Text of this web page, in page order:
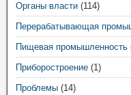
Органы власти (114)
Перерабатывающая
Пищевая промышленность
Приборостроение (1)
Проблемы (14)